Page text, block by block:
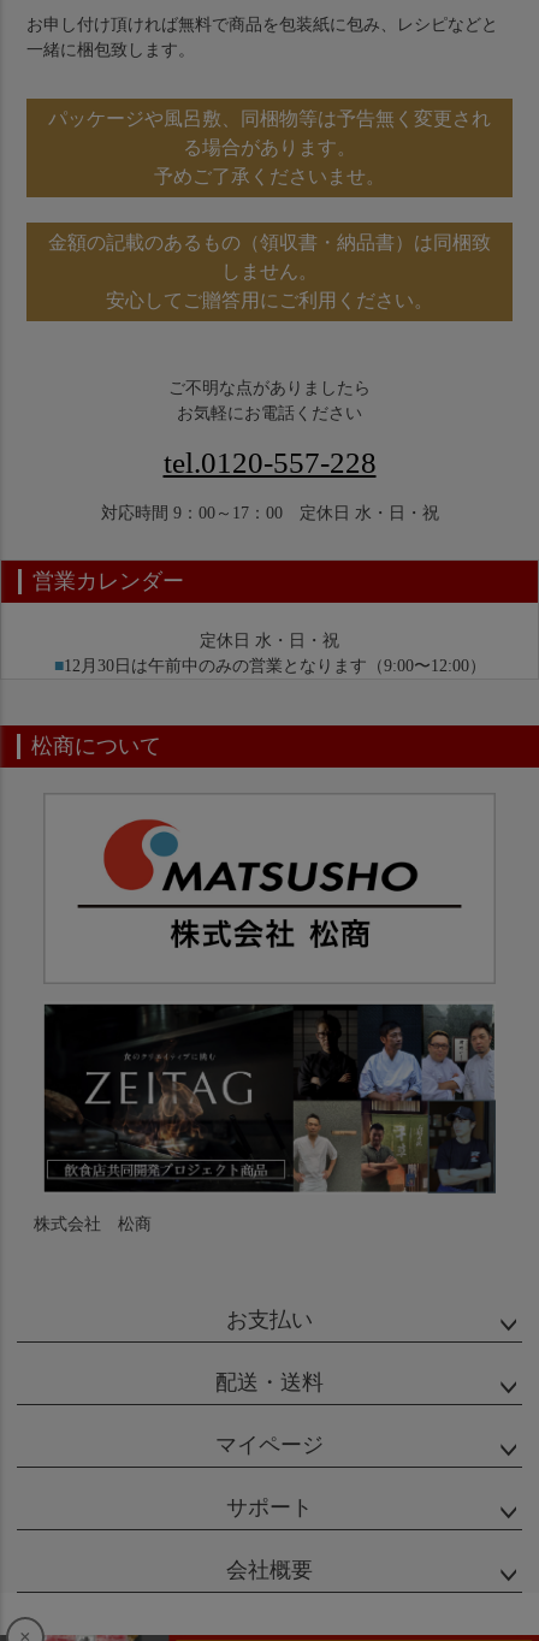
お申し付け頂ければ無料で商品を包装紙に包み、レシピなどと
一緒に梱包致します。
パッケージや風呂敷、同梱物等は予告無く変更され
る場合があります。
予めご了承くださいませ。
金額の記載のあるもの（領収書・納品書）は同梱致
しません。
安心してご贈答用にご利用ください。
ご不明な点がありましたら
お気軽にお電話ください
tel.0120-557-228
対応時間 9：00～17：00 定休日 水・日・祝
営業カレンダー
定休日 水・日・祝
■12月30日は午前中のみの営業となります（9:00〜12:00）
松商について
株式会社 松商
お支払い
配送・送料
マイページ
サポート
会社概要